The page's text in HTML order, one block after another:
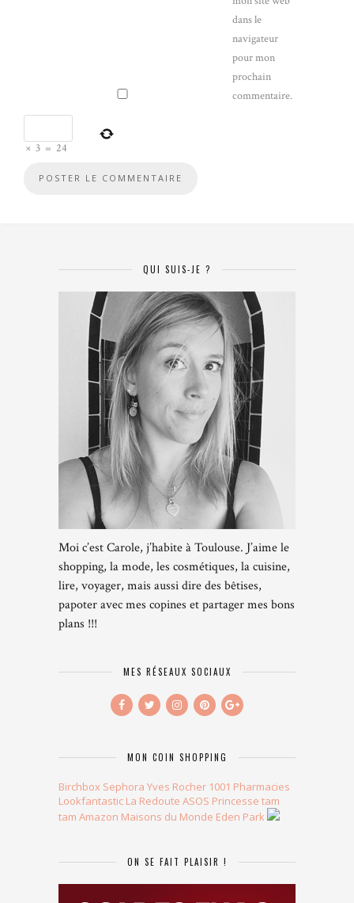
dans le
navigateur
pour mon
prochain
commentaire.
× 3 = 24
QUI SUIS-JE ?
Moi c’est Carole, j’habite à Toulouse. J’aime le
shopping, la mode, les cosmétiques, la cuisine,
lire, voyager, mais aussi dire des bêtises,
papoter avec mes copines et partager mes bons
plans !!!
MES RÉSEAUX SOCIAUX
MON COIN SHOPPING
Birchbox Sephora Yves Rocher 1001 Pharmacies
Lookfantastic La Redoute ASOS Princesse tam
tam Amazon Maisons du Monde Eden Park
ON SE FAIT PLAISIR !